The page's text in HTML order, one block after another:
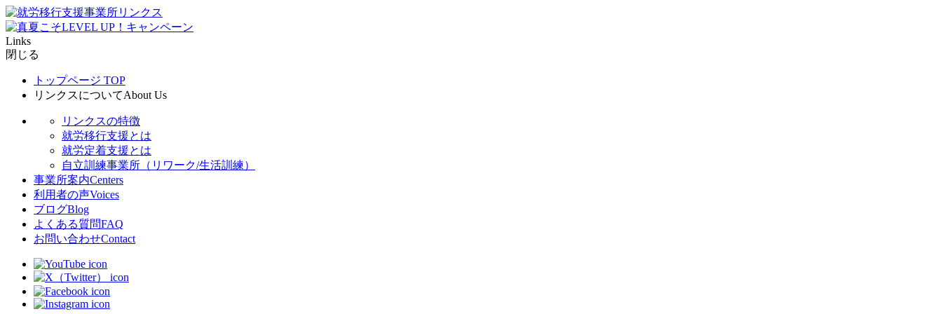
Links
閉じる
トップページ TOP
リンクスについてAbout Us
リンクスの特徴
就労移行支援とは
就労定着支援とは
自立訓練事業所（リワーク/生活訓練）
事業所案内Centers
利用者の声Voices
ブログBlog
よくある質問FAQ
お問い合わせContact